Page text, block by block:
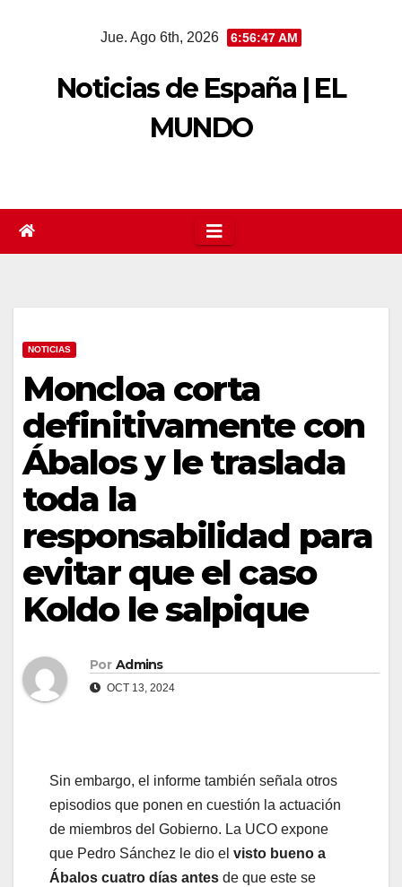
Jue. Ago 6th, 2026 6:56:48 AM
Noticias de España | EL
MUNDO
NOTICIAS
Moncloa corta
definitivamente con
Ábalos y le traslada
toda la
responsabilidad para
evitar que el caso
Koldo le salpique
Por Admins
OCT 13, 2024
Sin embargo, el informe también señala otros
episodios que ponen en cuestión la actuación
de miembros del Gobierno. La UCO expone
que Pedro Sánchez le dio el visto bueno a
Ábalos cuatro días antes de que este se